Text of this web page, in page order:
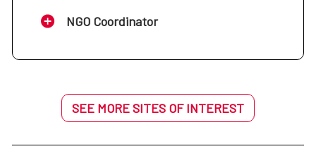
NGO Coordinator
SEE MORE SITES OF INTEREST